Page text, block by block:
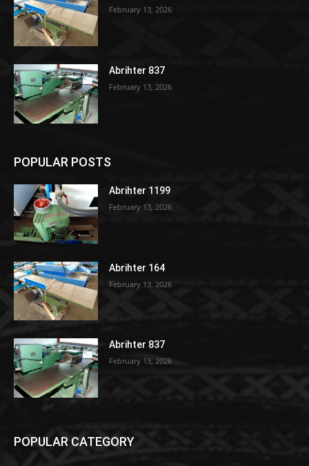
February 13, 2026
Abrihter 837
February 13, 2026
POPULAR POSTS
Abrihter 1199
February 13, 2026
Abrihter 164
February 13, 2026
Abrihter 837
February 13, 2026
POPULAR CATEGORY